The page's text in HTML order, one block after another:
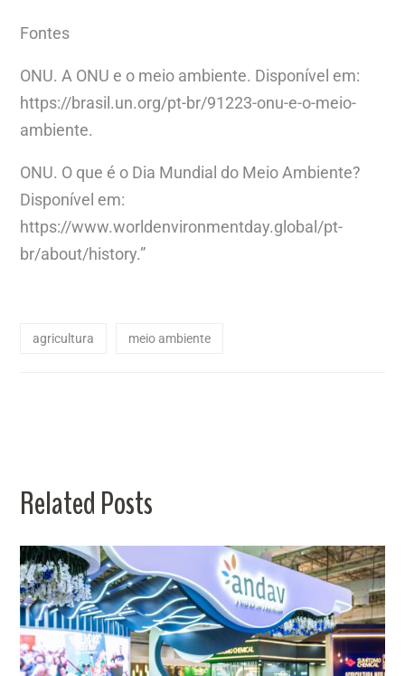
Fontes
ONU. A ONU e o meio ambiente. Disponível em:
https://brasil.un.org/pt-br/91223-onu-e-o-meio-
ambiente.
ONU. O que é o Dia Mundial do Meio Ambiente?
Disponível em:
https://www.worldenvironmentday.global/pt-
br/about/history.”
agricultura meio ambiente
Related Posts